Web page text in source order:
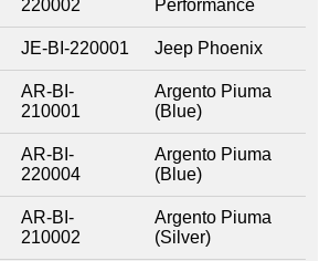
220002
Performance
JE-BI-220001 Jeep Phoenix
AR-BI-
210001
Argento Piuma
(Blue)
AR-BI-
220004
Argento Piuma
(Blue)
AR-BI-
210002
Argento Piuma
(Silver)